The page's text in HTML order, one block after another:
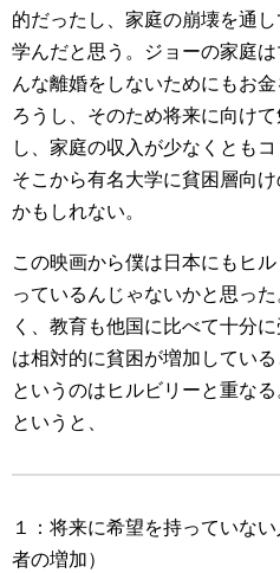
的だったし、家庭の崩壊を通
学んだと思う。ジョーの家庭
んな離婚をしないためにもお
ろうし、そのため将来に向け
し、家庭の収入が少なくとも
そこから有名大学に貧困層向
かもしれない。
この映画から僕は日本にもヒ
っているんじゃないかと思っ
く、教育も他国に比べて十分
は相対的に貧困が増加してい
というのはヒルビリーと重な
というと、
１：将来に希望を持っていな
者の増加）